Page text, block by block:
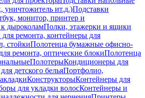
уничтожитель ит.д.)Подставки
монитор, принтер и
дыроколамПолки, этажерки и ящики
ремонта, контейнеры для
стойкиПолотенца бумажные офисно-
ремонта, оптические блокиПолотенца
ПолотерыКондиционеры для
детского бельяПортфолио,
КонструкторыКонтейнеры для
для укладки волосКонтейнеры и